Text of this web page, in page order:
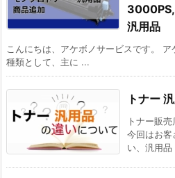
汎用品
こんにちは、アケボノサービスです。
種類として、主に ...
トナー
トナー販
今回はお客
い、汎用品